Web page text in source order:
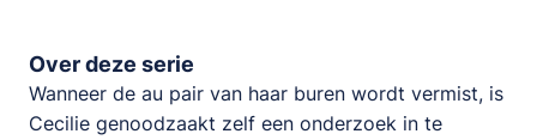
Over deze serie
Wanneer de au pair van haar buren wordt vermist, is
Cecilie genoodzaakt zelf een onderzoek in te